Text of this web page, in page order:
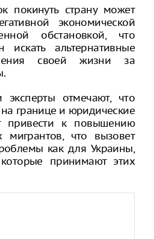
покинуть страну может
экономической
обстановкой, что
искать альтернативные
своей жизни за
эксперты отмечают, что
границе и юридические
привести к повышению
мигрантов, что вызовет
как для Украины,
принимают этих